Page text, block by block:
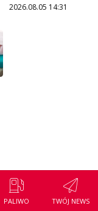
PALIWO TWÓJ NEWS
2026.08.05 14:31